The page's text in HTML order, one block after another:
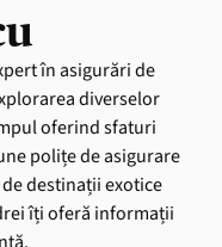
în asigurări de
diverselor
oferind sfaturi
polițe de asigurare
destinații exotice
îți oferă informații